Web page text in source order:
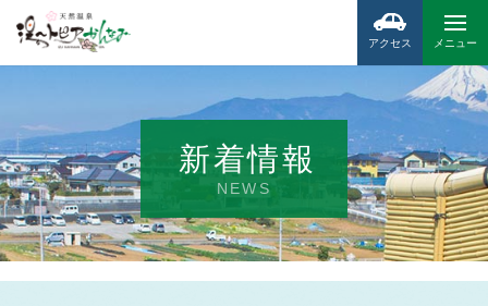
メニュー
アクセス
新着情報
NEWS